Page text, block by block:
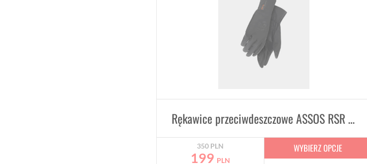
Rękawice przeciwdeszczowe ASSOS RSR THERMO RAIN SHELL Black Series Unisex
350 PLN
199 PLN
WYBIERZ OPCJE